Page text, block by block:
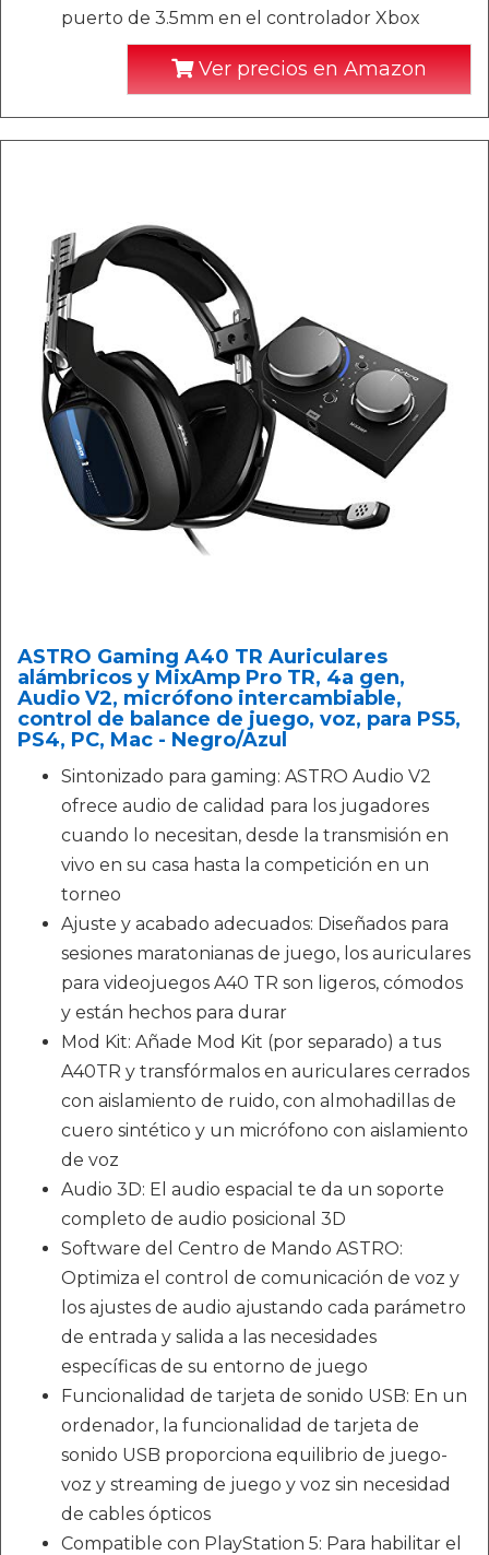
puerto de 3.5mm en el controlador Xbox
Ver precios en Amazon
ASTRO Gaming A40 TR Auriculares
alámbricos y MixAmp Pro TR, 4a gen,
Audio V2, micrófono intercambiable,
control de balance de juego, voz, para PS5,
PS4, PC, Mac - Negro/Azul
Sintonizado para gaming: ASTRO Audio V2
ofrece audio de calidad para los jugadores
cuando lo necesitan, desde la transmisión en
vivo en su casa hasta la competición en un
torneo
Ajuste y acabado adecuados: Diseñados para
sesiones maratonianas de juego, los auriculares
para videojuegos A40 TR son ligeros, cómodos
y están hechos para durar
Mod Kit: Añade Mod Kit (por separado) a tus
A40TR y transfórmalos en auriculares cerrados
con aislamiento de ruido, con almohadillas de
cuero sintético y un micrófono con aislamiento
de voz
Audio 3D: El audio espacial te da un soporte
completo de audio posicional 3D
Software del Centro de Mando ASTRO:
Optimiza el control de comunicación de voz y
los ajustes de audio ajustando cada parámetro
de entrada y salida a las necesidades
específicas de su entorno de juego
Funcionalidad de tarjeta de sonido USB: En un
ordenador, la funcionalidad de tarjeta de
sonido USB proporciona equilibrio de juego-
voz y streaming de juego y voz sin necesidad
de cables ópticos
Compatible con PlayStation 5: Para habilitar el